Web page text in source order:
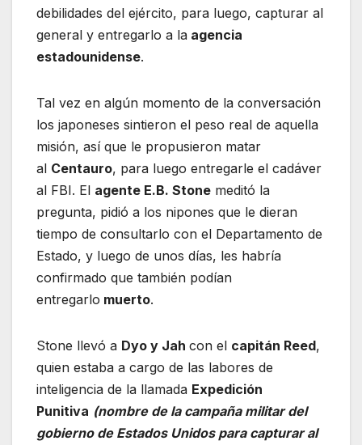
debilidades del ejército, para luego, capturar al
general y entregarlo a la agencia
estadounidense.
Tal vez en algún momento de la conversación
los japoneses sintieron el peso real de aquella
misión, así que le propusieron matar
al Centauro, para luego entregarle el cadáver
al FBI. El agente E.B. Stone meditó la
pregunta, pidió a los nipones que le dieran
tiempo de consultarlo con el Departamento de
Estado, y luego de unos días, les habría
confirmado que también podían
entregarlo muerto.
Stone llevó a Dyo y Jah con el capitán Reed,
quien estaba a cargo de las labores de
inteligencia de la llamada Expedición
Punitiva (nombre de la campaña militar del
gobierno de Estados Unidos para capturar al